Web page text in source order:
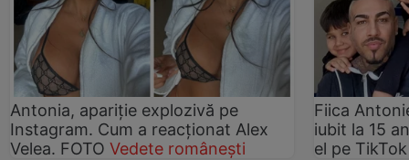
Antonia, apariție explozivă pe
Instagram. Cum a reacționat Alex
Velea. FOTO Vedete românești
Fiica
iubit la 15
el pe